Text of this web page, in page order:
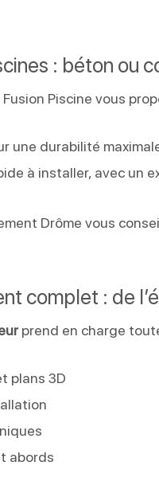
: béton ou
Piscine vous
une durabilité
à installer, avec un
Drôme vous
complet : de
prend en charge
plans 3D
abords